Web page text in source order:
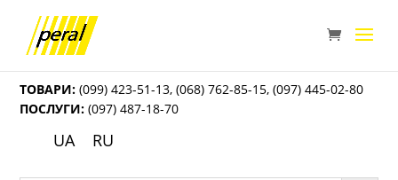
ТОВАРИ: (099) 423-51-13,(068) 762-85-15,(097) 445-02-80
ПОСЛУГИ: (097) 487-18-70
UA RU